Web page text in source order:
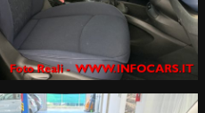
non rappresentano
fornite dal Venditore prima che
che non
di istruttoria, o in caso di